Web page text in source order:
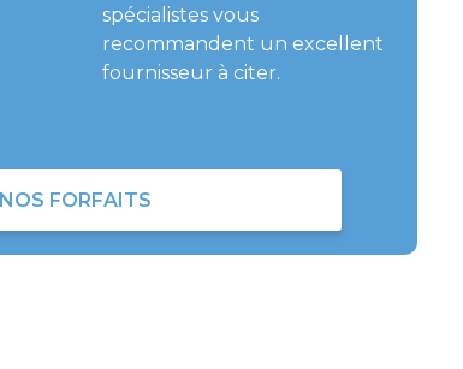
spécialistes vous
recommandent un excellent
fournisseur à citer.
FORFAITS